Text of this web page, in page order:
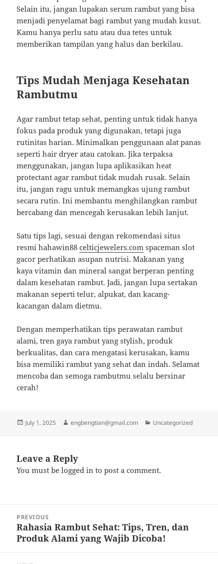
Selain itu, jangan lupakan serum rambut yang bisa
menjadi penyelamat bagi rambut yang mudah kusut.
Kamu hanya perlu satu atau dua tetes untuk
memberikan tampilan yang halus dan berkilau.
Tips Mudah Menjaga Kesehatan
Rambutmu
Agar rambut tetap sehat, penting untuk tidak hanya
fokus pada produk yang digunakan, tetapi juga
rutinitas harian. Minimalkan penggunaan alat panas
seperti hair dryer atau catokan. Jika terpaksa
menggunakan, jangan lupa aplikasikan heat
protectant agar rambut tidak mudah rusak. Selain
itu, jangan ragu untuk memangkas ujung rambut
secara rutin. Ini membantu menghilangkan rambut
bercabang dan mencegah kerusakan lebih lanjut.
Satu tips lagi, sesuai dengan rekomendasi situs
resmi hahawin88celticjewelers.com spaceman slot
gacor perhatikan asupan nutrisi. Makanan yang
kaya vitamin dan mineral sangat berperan penting
dalam kesehatan rambut. Jadi, jangan lupa sertakan
makanan seperti telur, alpukat, dan kacang-
kacangan dalam dietmu.
Dengan memperhatikan tips perawatan rambut
alami, tren gaya rambut yang stylish, produk
berkualitas, dan cara mengatasi kerusakan, kamu
bisa memiliki rambut yang sehat dan indah. Selamat
mencoba dan semoga rambutmu selalu bersinar
cerah!
Posted
July 1, 2025 Author
engbengtian@gmail.com Categories
Uncategorized
Leave a Reply
You must belogged in to post a comment.
navigation
PREVIOUS
Previous
post:
Rahasia Rambut Sehat: Tips, Tren, dan
Produk Alami yang Wajib Dicoba!